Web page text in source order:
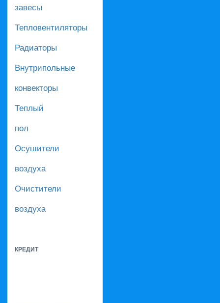
завесы
Тепловентиляторы
Радиаторы
Внутрипольные
конвекторы
Теплый
пол
Осушители
воздуха
Очистители
воздуха
КРЕДИТ